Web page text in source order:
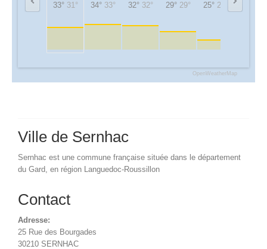
33° 31° 34° 33° 32° 32° 29° 29° 25° 25°
OpenWeatherMap
Ville de Sernhac
Sernhac est une commune française située dans le département
du Gard, en région Languedoc-Roussillon
Contact
Adresse:
25 Rue des Bourgades
30210 SERNHAC